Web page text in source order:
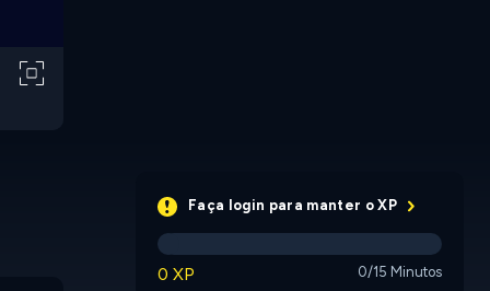
Faça login para manter o XP
0 XP 0/15 Minutos